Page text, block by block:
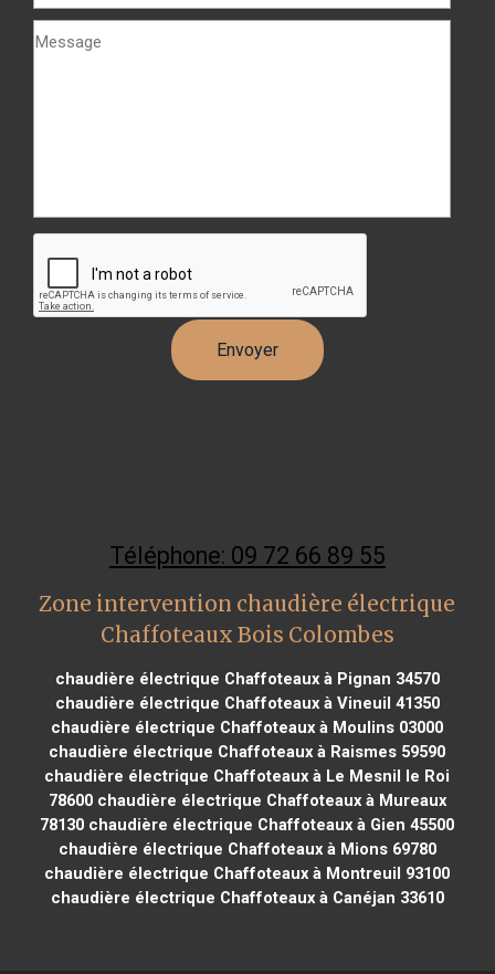
Téléphone: 09 72 66 89 55
Zone intervention chaudière électrique
Chaffoteaux Bois Colombes
chaudière électrique Chaffoteaux à Pignan 34570
chaudière électrique Chaffoteaux à Vineuil 41350
chaudière électrique Chaffoteaux à Moulins 03000
chaudière électrique Chaffoteaux à Raismes 59590
chaudière électrique Chaffoteaux à Le Mesnil le Roi
78600chaudière électrique Chaffoteaux à Mureaux
78130 chaudière électrique Chaffoteaux à Gien 45500
chaudière électrique Chaffoteaux à Mions 69780
chaudière électrique Chaffoteaux à Montreuil 93100
chaudière électrique Chaffoteaux à Canéjan 33610